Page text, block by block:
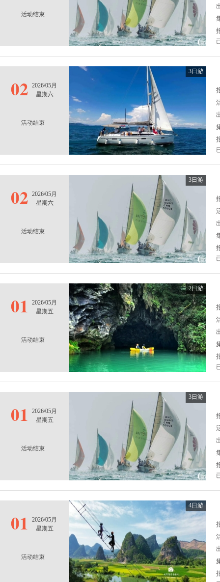
活动结束
02 2026/05月
星期六
活动结束
3日游
02 2026/05月
星期六
活动结束
3日游
01
2026/05月
星期五
活动结束
2日游
01
2026/05月
星期五
活动结束
3日游
01
2026/05月
星期五
活动结束
4日游